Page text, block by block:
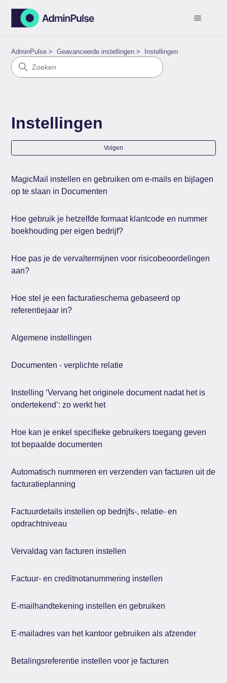
AdminPulse Geavanceerde instellingen Instellingen
Instellingen
Volgen
MagicMail instellen en gebruiken om e-mails en bijlagen
op te slaan in Documenten
Hoe gebruik je hetzelfde formaat klantcode en nummer
boekhouding per eigen bedrijf?
Hoe pas je de vervaltermijnen voor risicobeoordelingen
aan?
Hoe stel je een facturatieschema gebaseerd op
referentiejaar in?
Algemene instellingen
Documenten - verplichte relatie
Instelling ‘Vervang het originele document nadat het is
ondertekend’: zo werkt het
Hoe kan je enkel specifieke gebruikers toegang geven
tot bepaalde documenten
Automatisch nummeren en verzenden van facturen uit de
facturatieplanning
Factuurdetails instellen op bedrijfs-, relatie- en
opdrachtniveau
Vervaldag van facturen instellen
Factuur- en creditnotanummering instellen
E-mailhandtekening instellen en gebruiken
E-mailadres van het kantoor gebruiken als afzender
Betalingsreferentie instellen voor je facturen